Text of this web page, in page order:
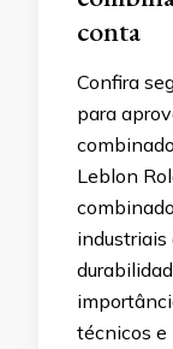
conta
Confira
para
Leblon
industriais
técnicos e